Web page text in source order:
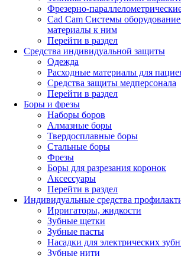
Фрезерно-
Cad Cam Системы
материалы к ним
Перейти в раздел
Средства индивидуальной защиты
Одежда
Расходные материалы для
Средства защиты медперсонала
Перейти в раздел
Боры и фрезы
Наборы боров
Алмазные боры
Твердосплавные боры
Стальные боры
Фрезы
Боры для разрезания коронок
Аксессуары
Перейти в раздел
Индивидуальные средства
Ирригаторы, жидкости
Зубные щетки
Зубные пасты
Насадки для электрических
Зубные нити